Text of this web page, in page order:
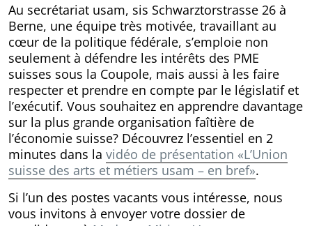
Au secrétariat usam, sis Schwarztorstrasse 26 à
Berne, une équipe très motivée, travaillant au
cœur de la politique fédérale, s’emploie non
seulement à défendre les intérêts des PME
suisses sous la Coupole, mais aussi à les faire
respecter et prendre en compte par le législatif et
l’exécutif. Vous souhaitez en apprendre davantage
sur la plus grande organisation faîtière de
l’économie suisse? Découvrez l’essentiel en 2
minutes dans la vidéo de présentation «L’Union
suisse des arts et métiers usam – en bref».
Si l’un des postes vacants vous intéresse, nous
vous invitons à envoyer votre dossier de